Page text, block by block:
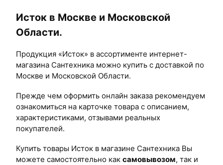
Исток в Москве и Московской
Области.
Продукция «Исток» в ассортименте интернет-
магазина Сантехника можно купить с доставкой по
Москве и Московской Области.
Прежде чем оформить онлайн заказа рекомендуем
ознакомиться на карточке товара с описанием,
характеристиками, отзывами реальных
покупателей.
Купить товары Исток в магазине Сантехника Вы
можете самостоятельно как самовывозом, так и